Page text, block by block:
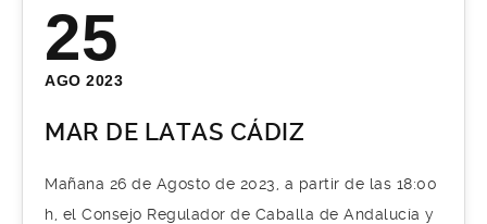
25
AGO 2023
MAR DE LATAS CÁDIZ
Mañana 26 de Agosto de 2023, a partir de las 18:00
h, el Consejo Regulador de Caballa de Andalucía y